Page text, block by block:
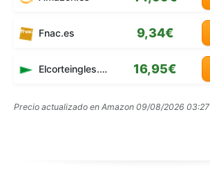
Fnac.es 9,34€
Elcorteingles.es 16,95€
Precio actualizado en Amazon 09/08/2026 03:27